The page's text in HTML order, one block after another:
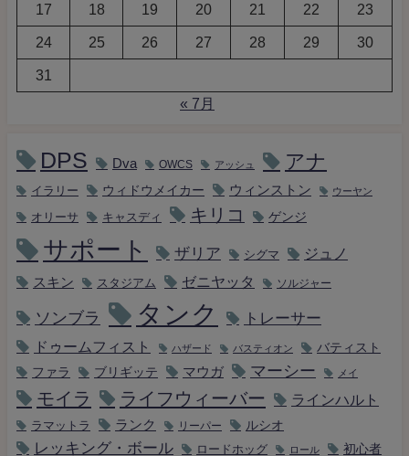
17 18 19 20 21 22 23
24 25 26 27 28 29 30
31
« 7月
DPS Dva OWCS アッシュ アナ
イラリー ウィドウメイカー ウィンストン ウーヤン
オリーサ キャスディ キリコ ゲンジ
サポート ザリア シグマ ジュノ
スキン スタジアム ゼニヤッタ ソルジャー
ソンブラ タンク
トレーサー
ドゥームフィスト
ハザード バスティオン
バティスト
ファラ
ブリギッテ マウガ マーシー メイ
モイラ ライフウィーバー ラインハルト
ラマットラ ランク リーパー ルシオ
レッキング・ボール ロードホッグ ロール 初心者